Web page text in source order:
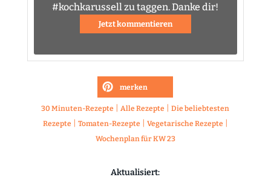
#kochkarussell zu taggen. Danke dir!
Jetzt kommentieren
merken
30 Minuten-Rezepte |Alle Rezepte |Die beliebtesten
Rezepte
Tomaten-Rezepte Vegetarische Rezepte
Wochenplan für KW 23
Aktualisiert: